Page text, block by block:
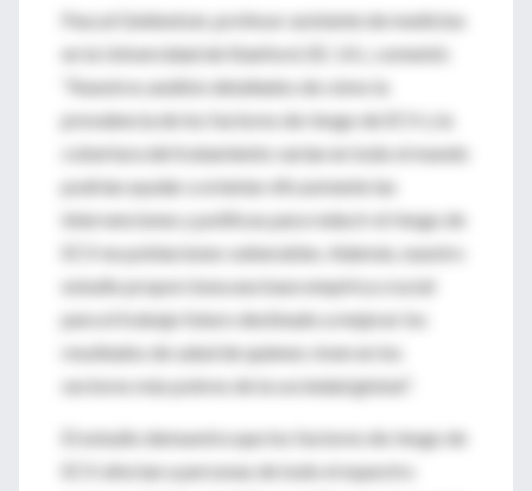
Pascal Geldsetzer, profesor asistente de medicina
en la Universidad de Stanford, EE. UU., comentó:
“Nuestros análisis detallados de cómo la
prevalencia de los factores de riesgo de ECV y la
cobertura del tratamiento varían en todo el mundo
podrían ayudar a orientar eficazmente las
intervenciones y políticas para reducir el riesgo de
ECV en poblaciones vulnerables. Además, nuestro
estudio proporciona una base empírica crucial
para el trabajo futuro destinado a mejorar los
resultados de salud de quienes viven en los
sectores más pobres de la sociedad global”.
El estudio demuestra que los factores de riesgo de
ECV afectan a personas de todo el espectro